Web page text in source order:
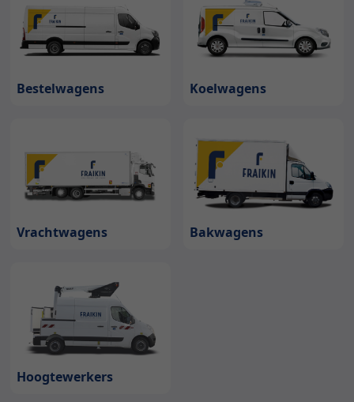
Bestelwagens Koelwagens
Vrachtwagens Bakwagens
Hoogtewerkers